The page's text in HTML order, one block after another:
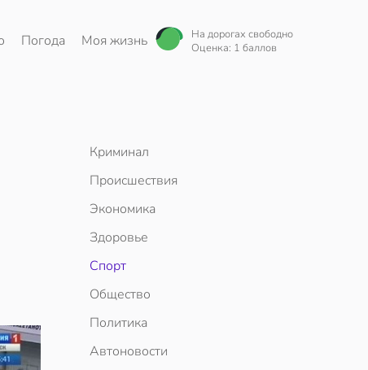
Погода Моя жизнь
На дорогах свободно
Оценка: 1 баллов
Криминал
Происшествия
Экономика
Здоровье
Спорт
Общество
Политика
Автоновости